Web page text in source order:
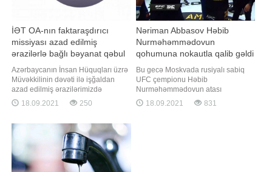
İƏT OA-nın faktaraşdırıcı
missiyası azad edilmiş
ərazilərlə bağlı bəyanat qəbul
edib
Azərbaycanın İnsan Hüquqları üzrə
Müvəkkilinin dəvəti ilə işğaldan
azad edilmiş ərazilərimizdə
monitorinq aparmaq üçün
ölkəmizdə rəsmi səfərdə olan İslam
Ombudsmanlar Assosiasiyasının
(İƏT OA) nümayəndə heyəti ilə
Ombudsman Aparatında mətbuat
konfransı keçirilib. Bu barədə
BİG.AZ-
18.09.2021 250
Nəriman Abbasov Həbib
Nurməhəmmədovun
qohumuna nokautla qalib gəldi
- VİDEO
Bu gecə Moskvada rusiyalı sabiq
UFC çempionu Həbib
Nurməhəmmədovun atası
Əbdülmanaf Nurməhəmmədovun
xatirəsinə həsr edilən turnir keçirilib.
18.09.2021 831